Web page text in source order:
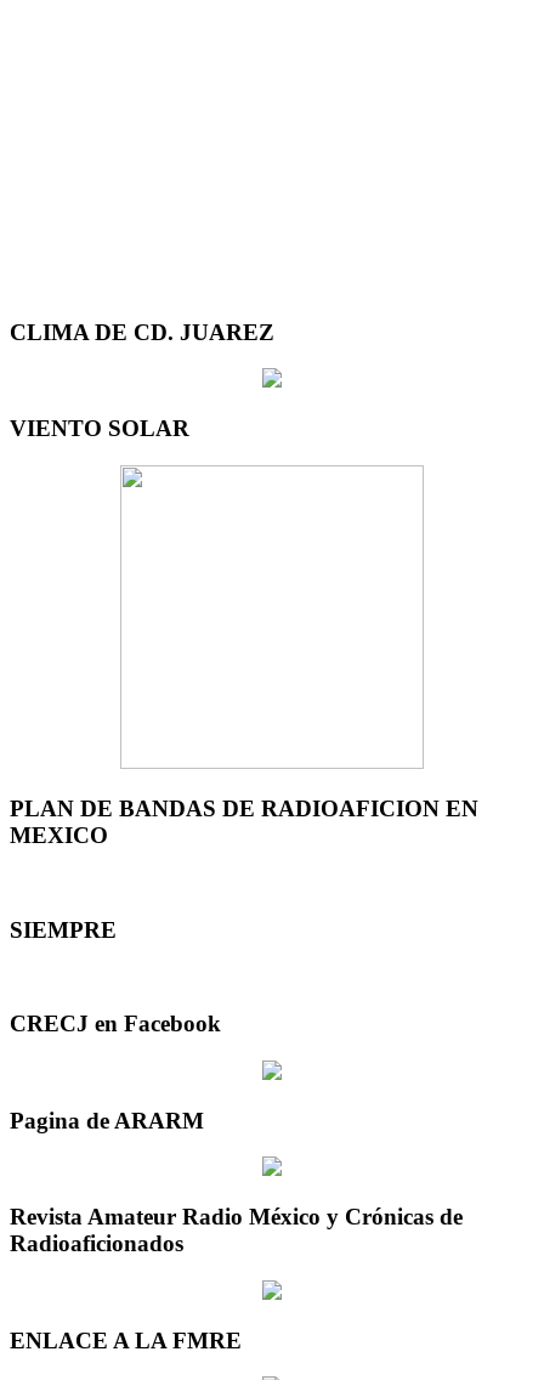
CLIMA DE CD. JUAREZ
VIENTO SOLAR
PLAN DE BANDAS DE RADIOAFICION EN
MEXICO
SIEMPRE
CRECJ en Facebook
Pagina de ARARM
Revista Amateur Radio México y Crónicas de
Radioaficionados
ENLACE A LA FMRE